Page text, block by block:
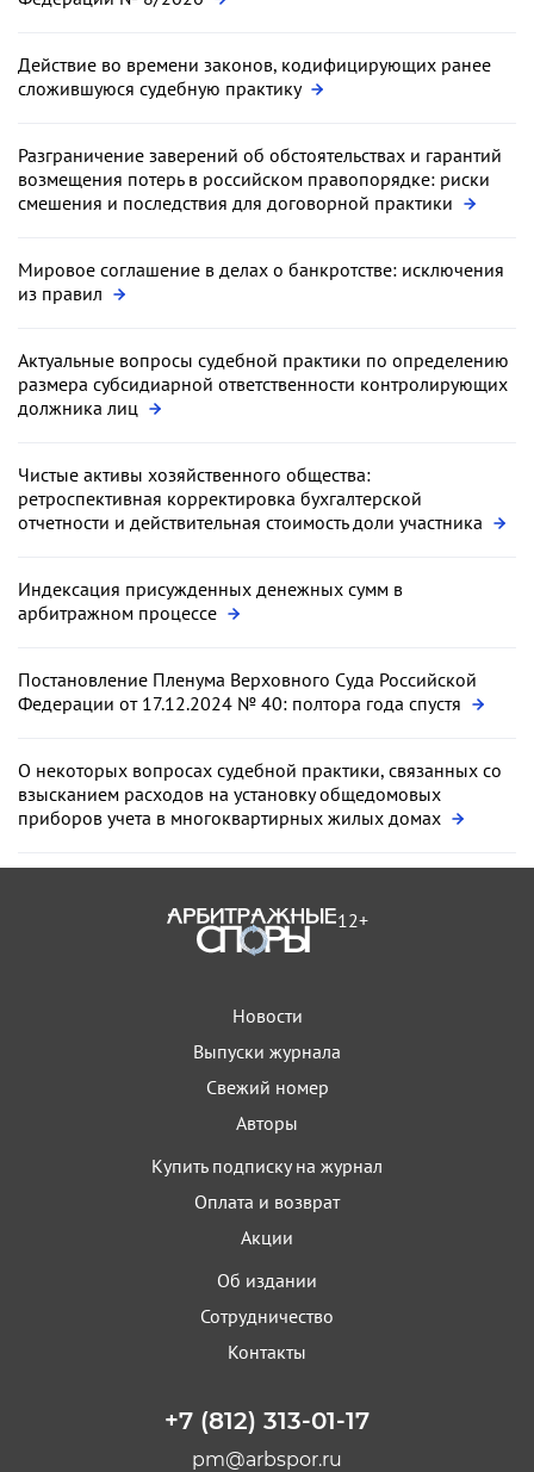
Действие во времени законов, кодифицирующих ранее
сложившуюся судебную практику
Разграничение заверений об обстоятельствах и гарантий
возмещения потерь в российском правопорядке: риски
смешения и последствия для договорной практики
Мировое соглашение в делах о банкротстве: исключения
из правил
Актуальные вопросы судебной практики по определению
размера субсидиарной ответственности контролирующих
должника лиц
Чистые активы хозяйственного общества:
ретроспективная корректировка бухгалтерской
отчетности и действительная стоимость доли участника
Индексация присужденных денежных сумм в
арбитражном процессе
Постановление Пленума Верховного Суда Российской
Федерации от 17.12.2024 № 40: полтора года спустя
О некоторых вопросах судебной практики, связанных со
взысканием расходов на установку общедомовых
приборов учета в многоквартирных жилых домах
12+
Новости
Выпуски журнала
Свежий номер
Авторы
Купить подписку на журнал
Оплата и возврат
Акции
Об издании
Сотрудничество
Контакты
+7 (812) 313-01-17
pm@arbspor.ru